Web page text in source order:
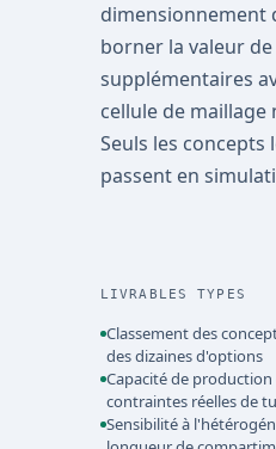
dimensionnement
borner la valeur
supplémentaires
cellule de
Seuls les concepts
passent en
LIVRABLES TYPES
Classement des
des dizaines d'options
Capacité de production
contraintes réelles de
Sensibilité à